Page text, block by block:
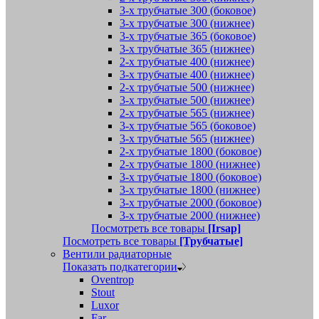
3-х трубчатые 300 (боковое)
3-х трубчатые 300 (нижнее)
3-х трубчатые 365 (боковое)
3-х трубчатые 365 (нижнее)
2-х трубчатые 400 (нижнее)
3-х трубчатые 400 (нижнее)
2-х трубчатые 500 (нижнее)
3-х трубчатые 500 (нижнее)
2-х трубчатые 565 (нижнее)
3-х трубчатые 565 (боковое)
3-х трубчатые 565 (нижнее)
2-х трубчатые 1800 (боковое)
2-х трубчатые 1800 (нижнее)
3-х трубчатые 1800 (боковое)
3-х трубчатые 1800 (нижнее)
3-х трубчатые 2000 (боковое)
3-х трубчатые 2000 (нижнее)
Посмотреть все товары [Irsap]
Посмотреть все товары [Трубчатые]
Вентили радиаторные
Показать подкатегории
Oventrop
Stout
Luxor